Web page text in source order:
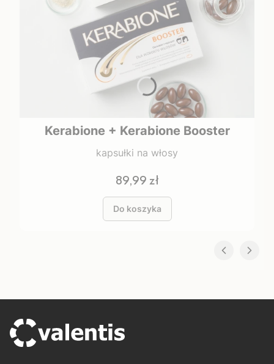
Kerabione + Kerabione Booster
kapsułki na włosy
Cena
89,99 zł
Do koszyka